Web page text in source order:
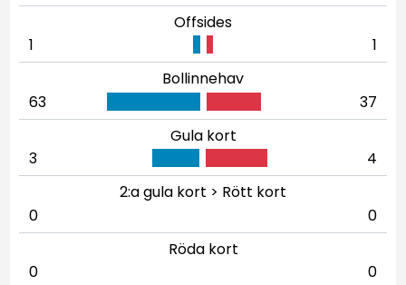
Offsides
1
1
Bollinnehav
63
37
Gula kort
3
4
2:a gula kort > Rött kort
0
0
Röda kort
0
0